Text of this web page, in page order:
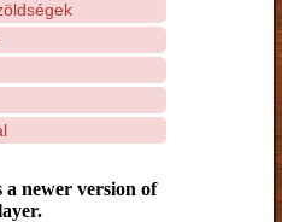
a newer version of